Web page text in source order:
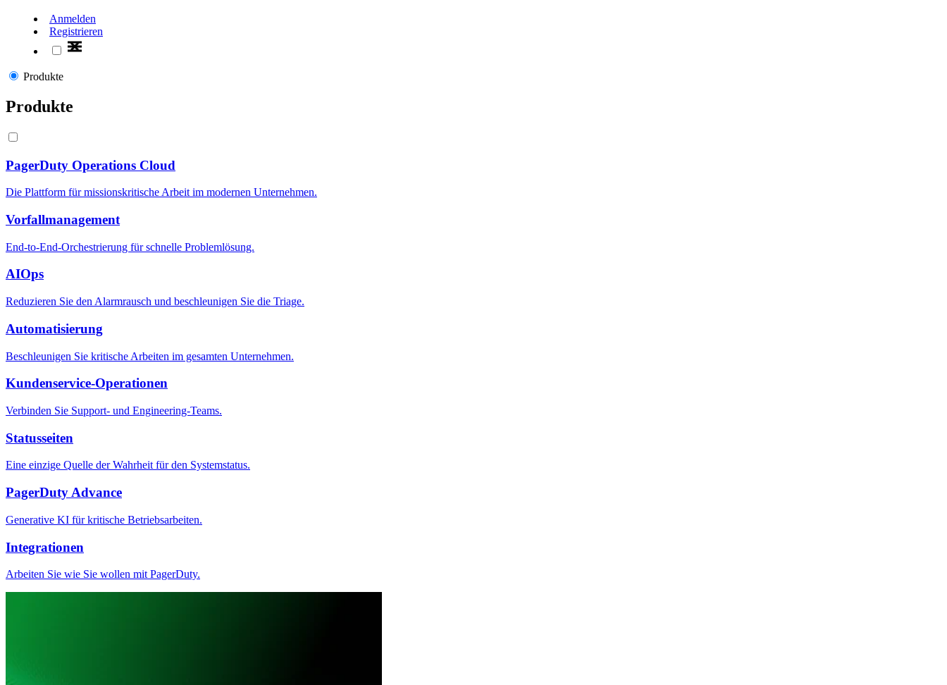
Anmelden
Registrieren
Produkte
Produkte
PagerDuty Operations Cloud
Die Plattform für missionskritische Arbeit im modernen Unternehmen.
Vorfallmanagement
End-to-End-Orchestrierung für schnelle Problemlösung.
AIOps
Reduzieren Sie den Alarmrausch und beschleunigen Sie die Triage.
Automatisierung
Beschleunigen Sie kritische Arbeiten im gesamten Unternehmen.
Kundenservice-Operationen
Verbinden Sie Support- und Engineering-Teams.
Statusseiten
Eine einzige Quelle der Wahrheit für den Systemstatus.
PagerDuty Advance
Generative KI für kritische Betriebsarbeiten.
Integrationen
Arbeiten Sie wie Sie wollen mit PagerDuty.